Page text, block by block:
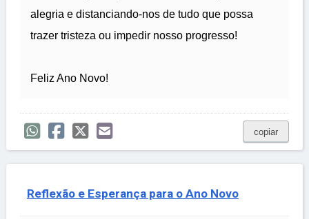
alegria e distanciando-nos de tudo que possa
trazer tristeza ou impedir nosso progresso!
Feliz Ano Novo!
copiar
Reflexão e Esperança para o Ano Novo